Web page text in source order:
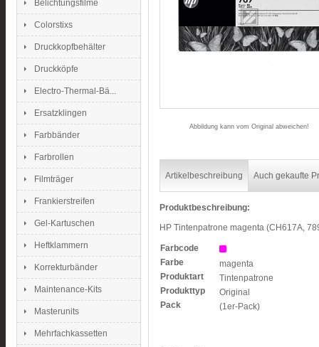
Belichtungsfilme
Colorstixs
Druckkopfbehälter
Druckköpfe
Electro-Thermal-Bä...
Ersatzklingen
Farbbänder
Farbrollen
Filmträger
Frankierstreifen
Gel-Kartuschen
Heftklammern
Korrekturbänder
Maintenance-Kits
Masterunits
Mehrfachkassetten
Abbildung kann vom Original abweichen!
Artikelbeschreibung Auch gekaufte
Produktbeschreibung:
HP Tintenpatrone magenta (CH617A,
Farbcode
Farbe
magenta
Produktart
Tintenpatrone
Produkttyp
Original
Pack
(1er-Pack)